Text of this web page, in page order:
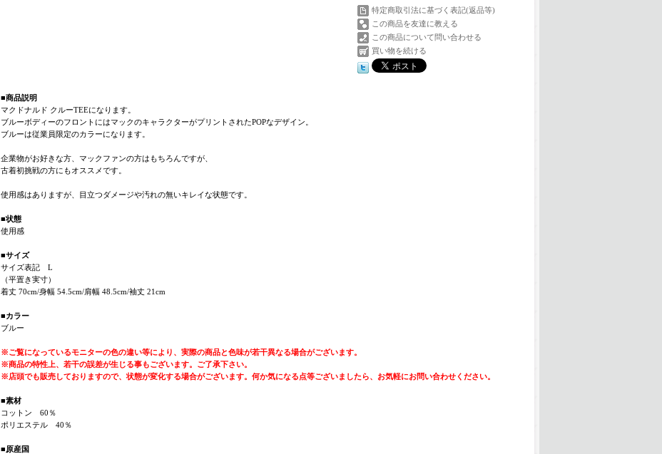
特定商取引法に基づく表記(返品等)
この商品を友達に教える
この商品について問い合わせる
買い物を続ける
■商品説明
マクドナルド クルーTEEになります。
ブルーボディーのフロントにはマックのキャラクターがプリントされたPOPなデザイン。
ブルーは従業員限定のカラーになります。
企業物がお好きな方、マックファンの方はもちろんですが、
古着初挑戦の方にもオススメです。
使用感はありますが、目立つダメージや汚れの無いキレイな状態です。
■状態
使用感
■サイズ
サイズ表記 L
（平置き実寸）
着丈 70cm/身幅 54.5cm/肩幅 48.5cm/袖丈 21cm
■カラー
ブルー
※ご覧になっているモニターの色の違い等により、実際の商品と色味が若干異なる場合がございます。
※商品の特性上、若干の誤差が生じる事もございます。ご了承下さい。
※店頭でも販売しておりますので、状態が変化する場合がございます。何か気になる点等ございましたら、お気軽にお問い合わせください。
■素材
コットン 60％
ポリエステル 40％
■原産国